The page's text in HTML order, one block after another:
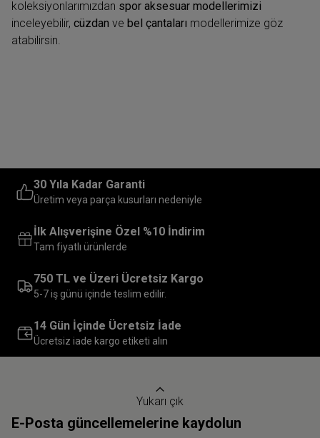
koleksiyonlarımızdan spor aksesuar modellerimizi
inceleyebilir, cüzdan ve bel çantaları modellerimize göz
atabilirsin.
30 Yıla Kadar Garanti
Üretim veya parça kusurları nedeniyle
İlk Alışverişine Özel %10 İndirim
Tam fiyatlı ürünlerde
750 TL ve Üzeri Ücretsiz Kargo
5-7 iş günü içinde teslim edilir.
14 Gün İçinde Ücretsiz İade
Ücretsiz iade kargo etiketi alın
Yukarı çık
E-Posta güncellemelerine kaydolun